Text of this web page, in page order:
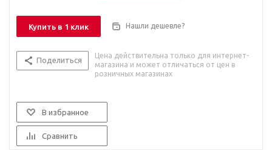
Купить в 1 клик Нашли дешевле?
Поделиться
Цена действительна только для интернет-
магазина и может отличаться от цен в
розничных магазинах
В избранное
Сравнить